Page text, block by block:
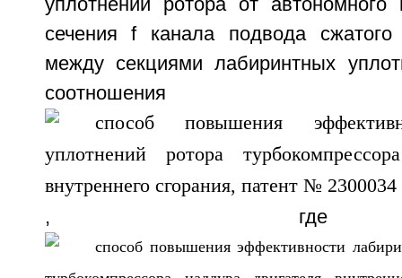
уплотнений ротора от автономного
сечения f канала подвода
между секциями лабиринтных
соотношения
,